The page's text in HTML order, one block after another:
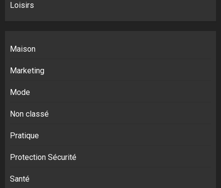
Loisirs
Maison
Marketing
Mode
Non classé
Pratique
Protection Sécurité
Santé